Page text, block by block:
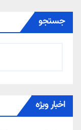
جستجو
اخبار ویژه